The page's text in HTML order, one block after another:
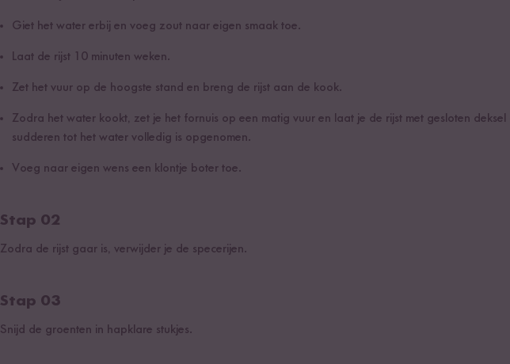
Giet het water erbij en voeg zout naar eigen smaak toe.
Laat de rijst 10 minuten weken.
Zet het vuur op de hoogste stand en breng de rijst aan de kook.
Zodra het water kookt, zet je het fornuis op een matig vuur en laat je de rijst met gesloten
sudderen tot het water volledig is opgenomen.
Voeg naar eigen wens een klontje boter toe.
Stap 02
Zodra de rijst gaar is, verwijder je de specerijen.
Stap 03
Snijd de groenten in hapklare stukjes.